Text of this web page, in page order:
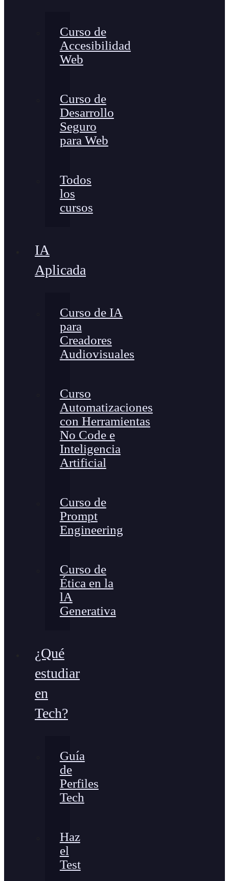
Curso de
Accesibilidad
Web
Curso de
Desarrollo
Seguro
para Web
Todos
los
cursos
IA
Aplicada
Curso de IA
para
Creadores
Audiovisuales
Curso
Automatizaciones
con Herramientas
No Code e
Inteligencia
Artificial
Curso de
Prompt
Engineering
Curso de
Ética en la
lA
Generativa
¿Qué
estudiar
en
Tech?
Guía
de
Perfiles
Tech
Haz
el
Test